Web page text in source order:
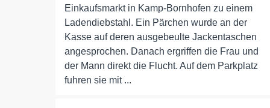
Einkaufsmarkt in Kamp-Bornhofen zu einem
Ladendiebstahl. Ein Pärchen wurde an der
Kasse auf deren ausgebeulte Jackentaschen
angesprochen. Danach ergriffen die Frau und
der Mann direkt die Flucht. Auf dem Parkplatz
fuhren sie mit ...